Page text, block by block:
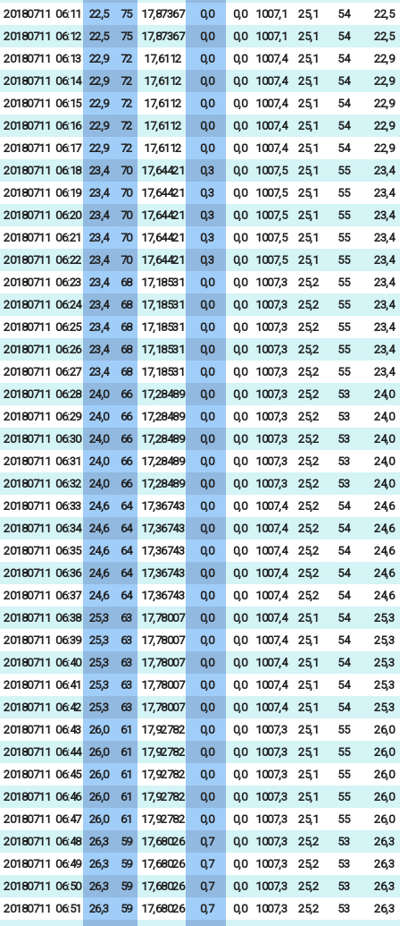
20180711 06:11 22,5 75 17,87367 0,0 0,0 1007,1 25,1 54
22,5
20180711 06:12 22,5 75 17,87367 0,0 0,0 1007,1 25,1 54
22,5
20180711 06:13 22,9 72 17,6112 0,0 0,0 1007,4 25,1 54
22,9
20180711 06:14 22,9 72 17,6112 0,0 0,0 1007,4 25,1 54
22,9
20180711 06:15 22,9 72 17,6112 0,0 0,0 1007,4 25,1 54
22,9
20180711 06:16 22,9 72 17,6112 0,0 0,0 1007,4 25,1 54
22,9
20180711 06:17 22,9 72 17,6112 0,0 0,0 1007,4 25,1 54
22,9
20180711 06:18 23,4 70 17,64421 0,3 0,0 1007,5 25,1 55
23,4
20180711 06:19 23,4 70 17,64421 0,3 0,0 1007,5 25,1 55
23,4
20180711 06:20 23,4 70 17,64421 0,3 0,0 1007,5 25,1 55
23,4
20180711 06:21 23,4 70 17,64421 0,3 0,0 1007,5 25,1 55
23,4
20180711 06:22 23,4 70 17,64421 0,3 0,0 1007,5 25,1 55
23,4
20180711 06:23 23,4 68 17,18531 0,0 0,0 1007,3 25,2 55
23,4
20180711 06:24 23,4 68 17,18531 0,0 0,0 1007,3 25,2 55
23,4
20180711 06:25 23,4 68 17,18531 0,0 0,0 1007,3 25,2 55
23,4
20180711 06:26 23,4 68 17,18531 0,0 0,0 1007,3 25,2 55
23,4
20180711 06:27 23,4 68 17,18531 0,0 0,0 1007,3 25,2 55
23,4
20180711 06:28 24,0 66 17,28489 0,0 0,0 1007,3 25,2 53
24,0
20180711 06:29 24,0 66 17,28489 0,0 0,0 1007,3 25,2 53
24,0
20180711 06:30 24,0 66 17,28489 0,0 0,0 1007,3 25,2 53
24,0
20180711 06:31 24,0 66 17,28489 0,0 0,0 1007,3 25,2 53
24,0
20180711 06:32 24,0 66 17,28489 0,0 0,0 1007,3 25,2 53
24,0
20180711 06:33 24,6 64 17,36743 0,0 0,0 1007,4 25,2 54
24,6
20180711 06:34 24,6 64 17,36743 0,0 0,0 1007,4 25,2 54
24,6
20180711 06:35 24,6 64 17,36743 0,0 0,0 1007,4 25,2 54
24,6
20180711 06:36 24,6 64 17,36743 0,0 0,0 1007,4 25,2 54
24,6
20180711 06:37 24,6 64 17,36743 0,0 0,0 1007,4 25,2 54
24,6
20180711 06:38 25,3 63 17,78007 0,0 0,0 1007,4 25,1 54
25,3
20180711 06:39 25,3 63 17,78007 0,0 0,0 1007,4 25,1 54
25,3
20180711 06:40 25,3 63 17,78007 0,0 0,0 1007,4 25,1 54
25,3
20180711 06:41 25,3 63 17,78007 0,0 0,0 1007,4 25,1 54
25,3
20180711 06:42 25,3 63 17,78007 0,0 0,0 1007,4 25,1 54
25,3
20180711 06:43 26,0 61 17,92782 0,0 0,0 1007,3 25,1 55
26,0
20180711 06:44 26,0 61 17,92782 0,0 0,0 1007,3 25,1 55
26,0
20180711 06:45 26,0 61 17,92782 0,0 0,0 1007,3 25,1 55
26,0
20180711 06:46 26,0 61 17,92782 0,0 0,0 1007,3 25,1 55
26,0
20180711 06:47 26,0 61 17,92782 0,0 0,0 1007,3 25,1 55
26,0
20180711 06:48 26,3 59 17,68026 0,7 0,0 1007,3 25,2 53
26,3
20180711 06:49 26,3 59 17,68026 0,7 0,0 1007,3 25,2 53
26,3
20180711 06:50 26,3 59 17,68026 0,7 0,0 1007,3 25,2 53
26,3
20180711 06:51 26,3 59 17,68026 0,7 0,0 1007,3 25,2 53
26,3